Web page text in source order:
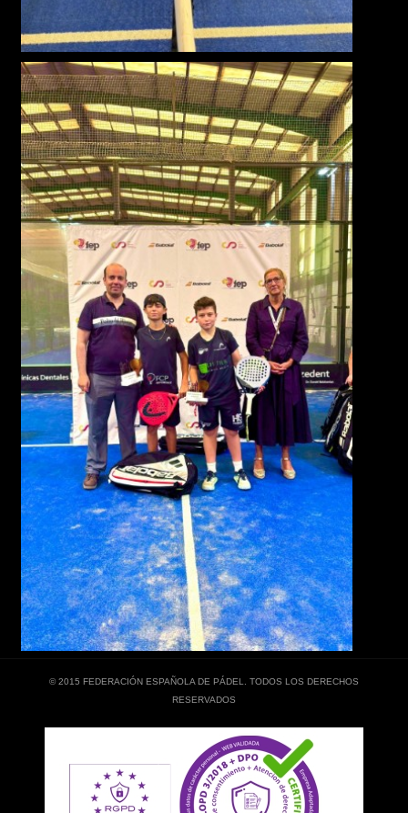
© 2015 FEDERACIÓN ESPAÑOLA DE PÁDEL. TODOS LOS DERECHOS
RESERVADOS